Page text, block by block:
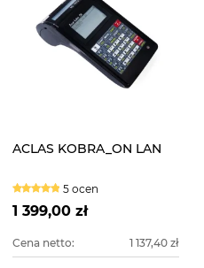
ACLAS KOBRA_ON LAN
5 ocen
1 399,00 zł
Cena netto: 1 137,40 zł